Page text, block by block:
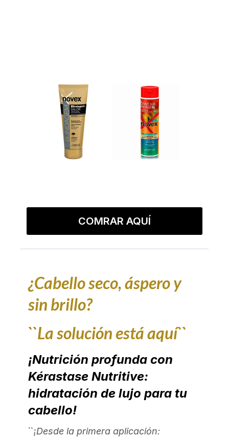
COMRAR AQUÍ
¿Cabello seco, áspero y
sin brillo?
``La solución está aquí``
¡Nutrición profunda con
Kérastase Nutritive:
hidratación de lujo para tu
cabello!
``¡Desde la primera aplicación: